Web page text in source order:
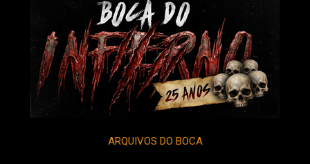
ARQUIVOS DO BOCA